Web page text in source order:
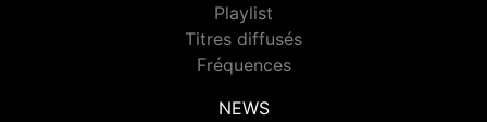
Playlist
Titres diffusés
Fréquences
NEWS